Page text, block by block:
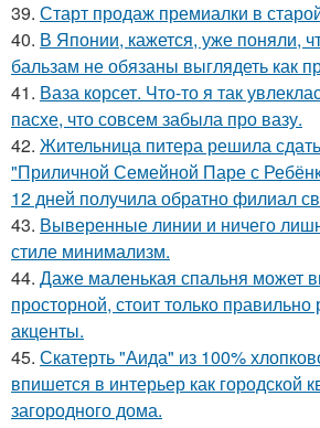
39. Старт продаж премиалки в
40. В Японии, кажется, уже поняли,
бальзам не обязаны выглядеть как
41. Ваза корсет. Что-то я так
пасхе, что совсем забыла про вазу.
42. Жительница питера решила
"Приличной Семейной Паре с
12 дней получила обратно филиал
43. Выверенные линии и ничего
стиле минимализм.
44. Даже маленькая спальня может
просторной, стоит только правильно
акценты.
45. Скатерть "Аида" из 100%
впишется в интерьер как городской
загородного дома.